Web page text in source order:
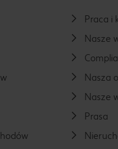
Praca i
Nasze
Nasza
Nasze
Prasa